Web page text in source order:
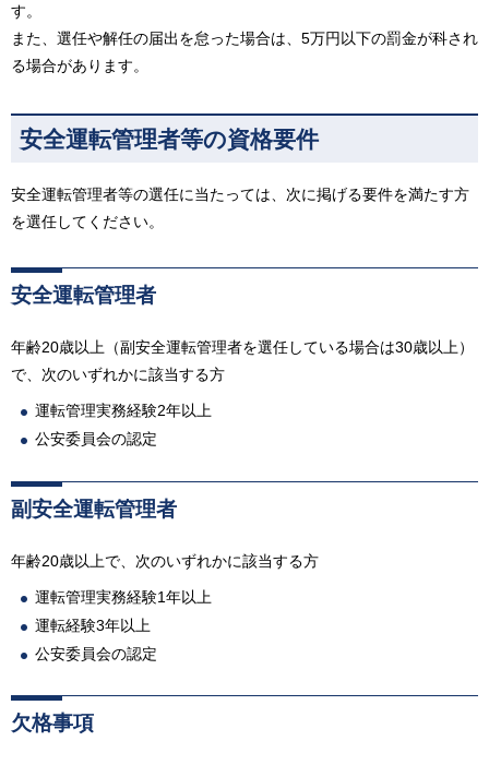
す。
また、選任や解任の届出を怠った場合は、5万円以下の罰金が科され
る場合があります。
安全運転管理者等の資格要件
安全運転管理者等の選任に当たっては、次に掲げる要件を満たす方
を選任してください。
安全運転管理者
年齢20歳以上（副安全運転管理者を選任している場合は30歳以上）
で、次のいずれかに該当する方
運転管理実務経験2年以上
公安委員会の認定
副安全運転管理者
年齢20歳以上で、次のいずれかに該当する方
運転管理実務経験1年以上
運転経験3年以上
公安委員会の認定
欠格事項